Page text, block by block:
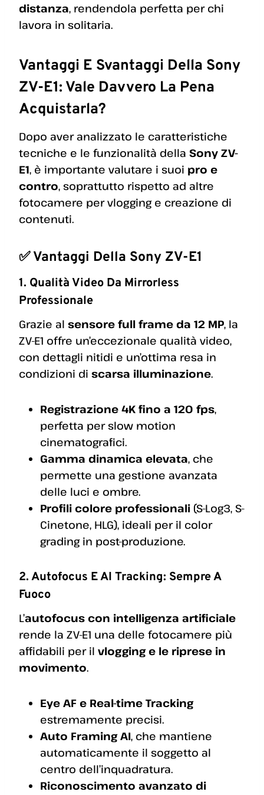
distanza, rendendola perfetta per chi
lavora in solitaria.
Vantaggi E Svantaggi Della Sony
ZV-E1: Vale Davvero La Pena
Acquistarla?
Dopo aver analizzato le caratteristiche
tecniche e le funzionalità della Sony ZV-
E1, è importante valutare i suoi pro e
contro, soprattutto rispetto ad altre
fotocamere per vlogging e creazione di
contenuti.
✅ Vantaggi Della Sony ZV-E1
1. Qualità Video Da Mirrorless
Professionale
Grazie al sensore full frame da 12 MP, la
ZV-E1 offre un’eccezionale qualità video,
con dettagli nitidi e un’ottima resa in
condizioni di scarsa illuminazione.
Registrazione 4K fino a 120 fps,
perfetta per slow motion
cinematografici.
Gamma dinamica elevata, che
permette una gestione avanzata
delle luci e ombre.
Profili colore professionali (S-Log3, S-
Cinetone, HLG), ideali per il color
grading in post-produzione.
2. Autofocus E AI Tracking: Sempre A
Fuoco
L’autofocus con intelligenza artificiale
rende la ZV-E1 una delle fotocamere più
affidabili per il vlogging e le riprese in
movimento.
Eye AF e Real-time Tracking
estremamente precisi.
Auto Framing AI, che mantiene
automaticamente il soggetto al
centro dell’inquadratura.
Riconoscimento avanzato di